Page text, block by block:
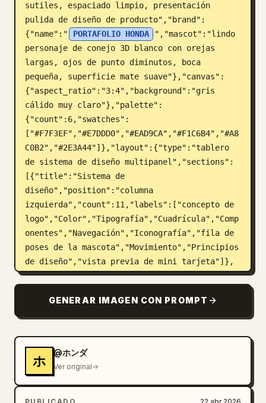
sutiles, espaciado limpio, presentación
pulida de diseño de producto","brand":
{"name":"
PORTAFOLIO HONDA
","mascot":"lindo
personaje de conejo 3D blanco con orejas
largas, ojos de punto diminutos, boca
pequeña, superficie mate suave"},"canvas":
{"aspect_ratio":"3:4","background":"gris
cálido muy claro"},"palette":
{"count":6,"swatches":
["#F7F3EF","#E7DDD0","#EAD9CA","#F1C6B4","#A8
C0B2","#2E3A44"]},"layout":{"type":"tablero
de sistema de diseño multipanel","sections":
[{"title":"Sistema de
diseño","position":"columna
izquierda","count":11,"labels":["concepto de
logo","Color","Tipografía","Cuadrícula","Comp
onentes","Navegación","Iconografía","fila de
poses de la mascota","Movimiento","Principios
de diseño","vista previa de mini tarjeta"]},
{"title":"sitio web
superior","count":8,"labels":["encabezado de
marca","titular en japonés","línea de
el escritorio","fila de 6 iconos de
características","conejo pequeño de
pie","escena de escritorio de madera"]},
{"title":"vista previa
GENERAR IMAGEN CON PROMPT
ホ
@ホンダ
Ver original